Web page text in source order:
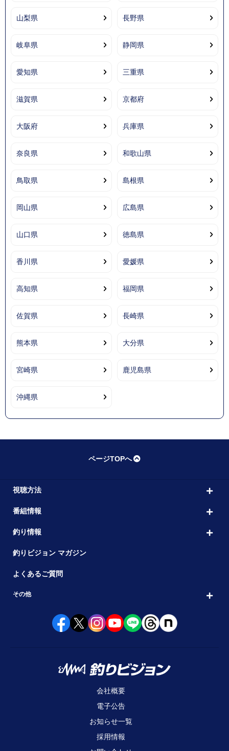
山梨県 長野県
岐阜県 静岡県
愛知県 三重県
滋賀県 京都府
大阪府 兵庫県
奈良県 和歌山県
鳥取県 島根県
岡山県 広島県
山口県 徳島県
香川県 愛媛県
高知県 福岡県
佐賀県 長崎県
熊本県 大分県
宮崎県 鹿児島県
沖縄県
ページTOPへ
視聴方法
番組情報
釣り情報
釣りビジョン マガジン
よくあるご質問
その他
会社概要
電子公告
お知らせ一覧
採用情報